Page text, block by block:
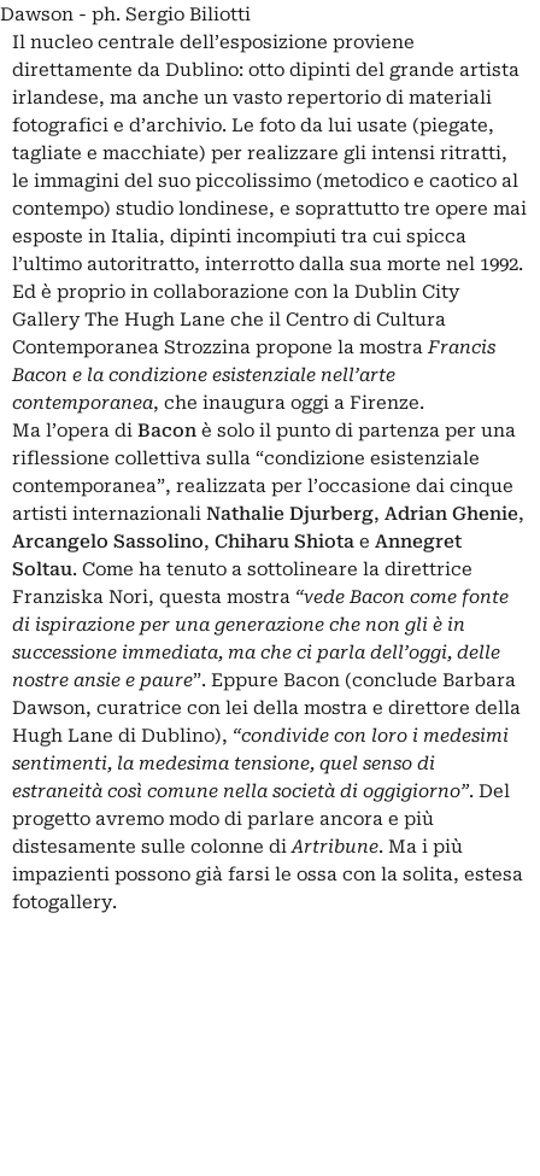
Dawson - ph. Sergio Biliotti
Il nucleo centrale dell’esposizione proviene
direttamente da Dublino: otto dipinti del grande artista
irlandese, ma anche un vasto repertorio di materiali
fotografici e d’archivio. Le foto da lui usate (piegate,
tagliate e macchiate) per realizzare gli intensi ritratti,
le immagini del suo piccolissimo (metodico e caotico al
contempo) studio londinese, e soprattutto tre opere mai
esposte in Italia, dipinti incompiuti tra cui spicca
l’ultimo autoritratto, interrotto dalla sua morte nel 1992.
Ed è proprio in collaborazione con la Dublin City
Gallery The Hugh Lane che il Centro di Cultura
Contemporanea Strozzina propone la mostraFrancis
Bacon e la condizione esistenziale nell’arte
contemporanea, che inaugura oggi a Firenze.
Ma l’opera di Bacon è solo il punto di partenza per una
riflessione collettiva sulla “condizione esistenziale
contemporanea”, realizzata per l’occasione dai cinque
artisti internazionali Nathalie Djurberg, Adrian Ghenie,
Arcangelo Sassolino, Chiharu Shiota e Annegret
Soltau. Come ha tenuto a sottolineare la direttrice
Franziska Nori, questa mostra “vede Bacon come fonte
di ispirazione per una generazione che non gli è in
successione immediata, ma che ci parla dell’oggi, delle
nostre ansie e paure”. Eppure Bacon (conclude Barbara
Dawson, curatrice con lei della mostra e direttore della
Hugh Lane di Dublino), “condivide con loro i medesimi
sentimenti, la medesima tensione, quel senso di
estraneità così comune nella società di oggigiorno”. Del
progetto avremo modo di parlare ancora e più
distesamente sulle colonne diArtribune. Ma i più
impazienti possono già farsi le ossa con la solita, estesa
fotogallery.